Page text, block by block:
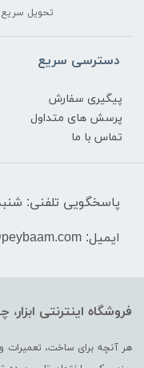
تحویل سریع
دسترسی سریع
پیگیری سفارش
پرسش های متداول
تماس با ما
پاسخگویی تلفنی: شنبه تا پنج‌شنبه ساعت ۱۰ الی
ایمیل: info@peybaam.com
فروشگاه اینترنتی
هر آنچه برای ساخت، تعمیرات